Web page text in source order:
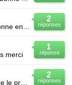
2
réponses
1
réponse
merci
2
réponses